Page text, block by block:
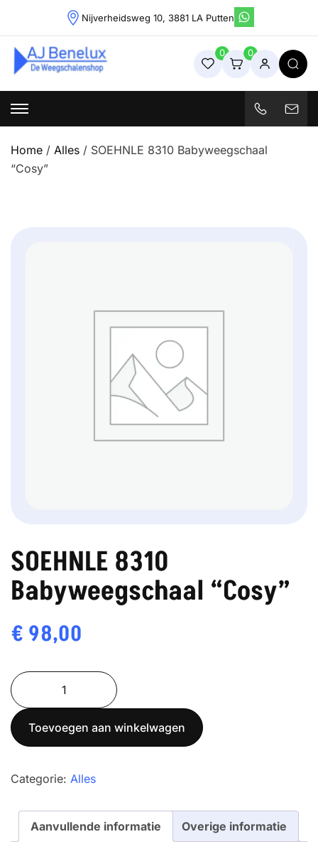
content
Nijverheidsweg 10, 3881 LA Putten
Weegschalenshop | Precisieweegschalen & Industriële
Weegoplossingen
0 0
Home / Alles / SOEHNLE 8310 Babyweegschaal
“Cosy”
SOEHNLE 8310
Babyweegschaal “Cosy”
€ 98,00
SOEHNLE
8310
Babyweegschaal
"Cosy"
Toevoegen aan winkelwagen
Categorie: Alles
Aanvullende informatie Overige informatie